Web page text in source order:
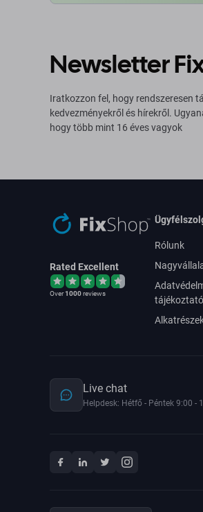
Newsletter
Iratkozzon fel, hogy rendszeresen
kedvezményekről és hírekről.
hogy több mint 16 éves vagyok
Rated Excellent
Over1000reviews
Rólunk
tájékoztató
Live chat
Helpdesk: Hétfő - Péntek 9:00 -